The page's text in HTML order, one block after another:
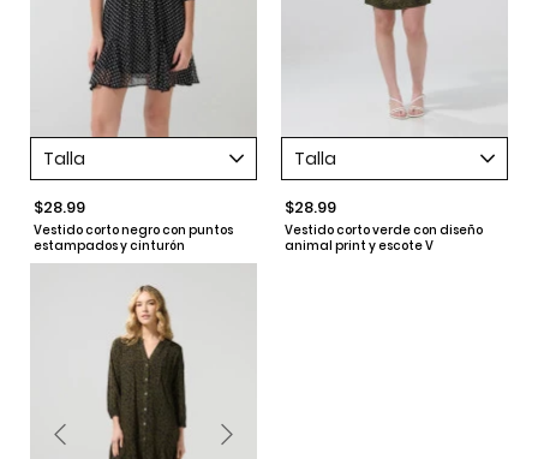
Talla
$28.99
Vestido corto negro con puntos
estampados y cinturón
Talla
$28.99
Vestido corto verde con diseño
animal print y escote V